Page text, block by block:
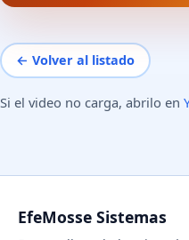
← Volver al listado
Si el video no carga, abrilo en
EfeMosse Sistemas